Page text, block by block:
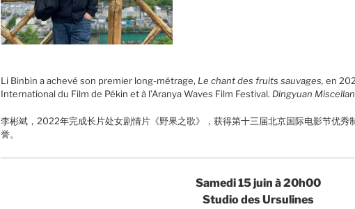
Li Binbin a achevé son premier long-métrage, Le chant des fruits sauvages, en
International du Film de Pékin et à l’Aranya Waves Film Festival. Dingyuan
李彬斌，2022年完成长片处女剧情片《野果之歌》，获得第十三届北京国际电影节优秀
誉。
Samedi 15 juin à 20h00
Studio des Ursulines